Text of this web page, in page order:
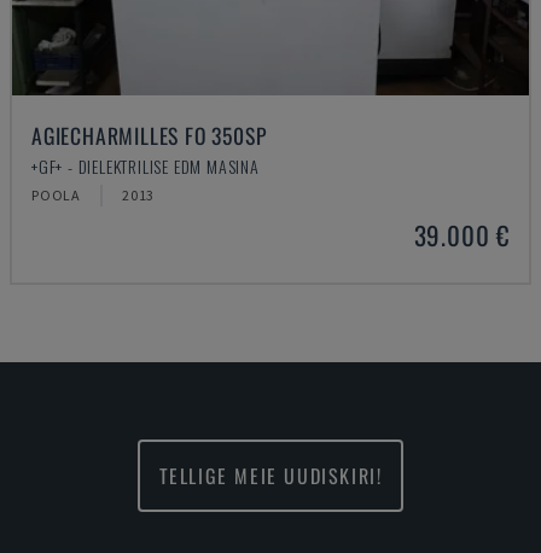
AGIECHARMILLES FO 350SP
+GF+ - DIELEKTRILISE EDM MASINA
POOLA 2013
39.000 €
TELLIGE MEIE UUDISKIRI!